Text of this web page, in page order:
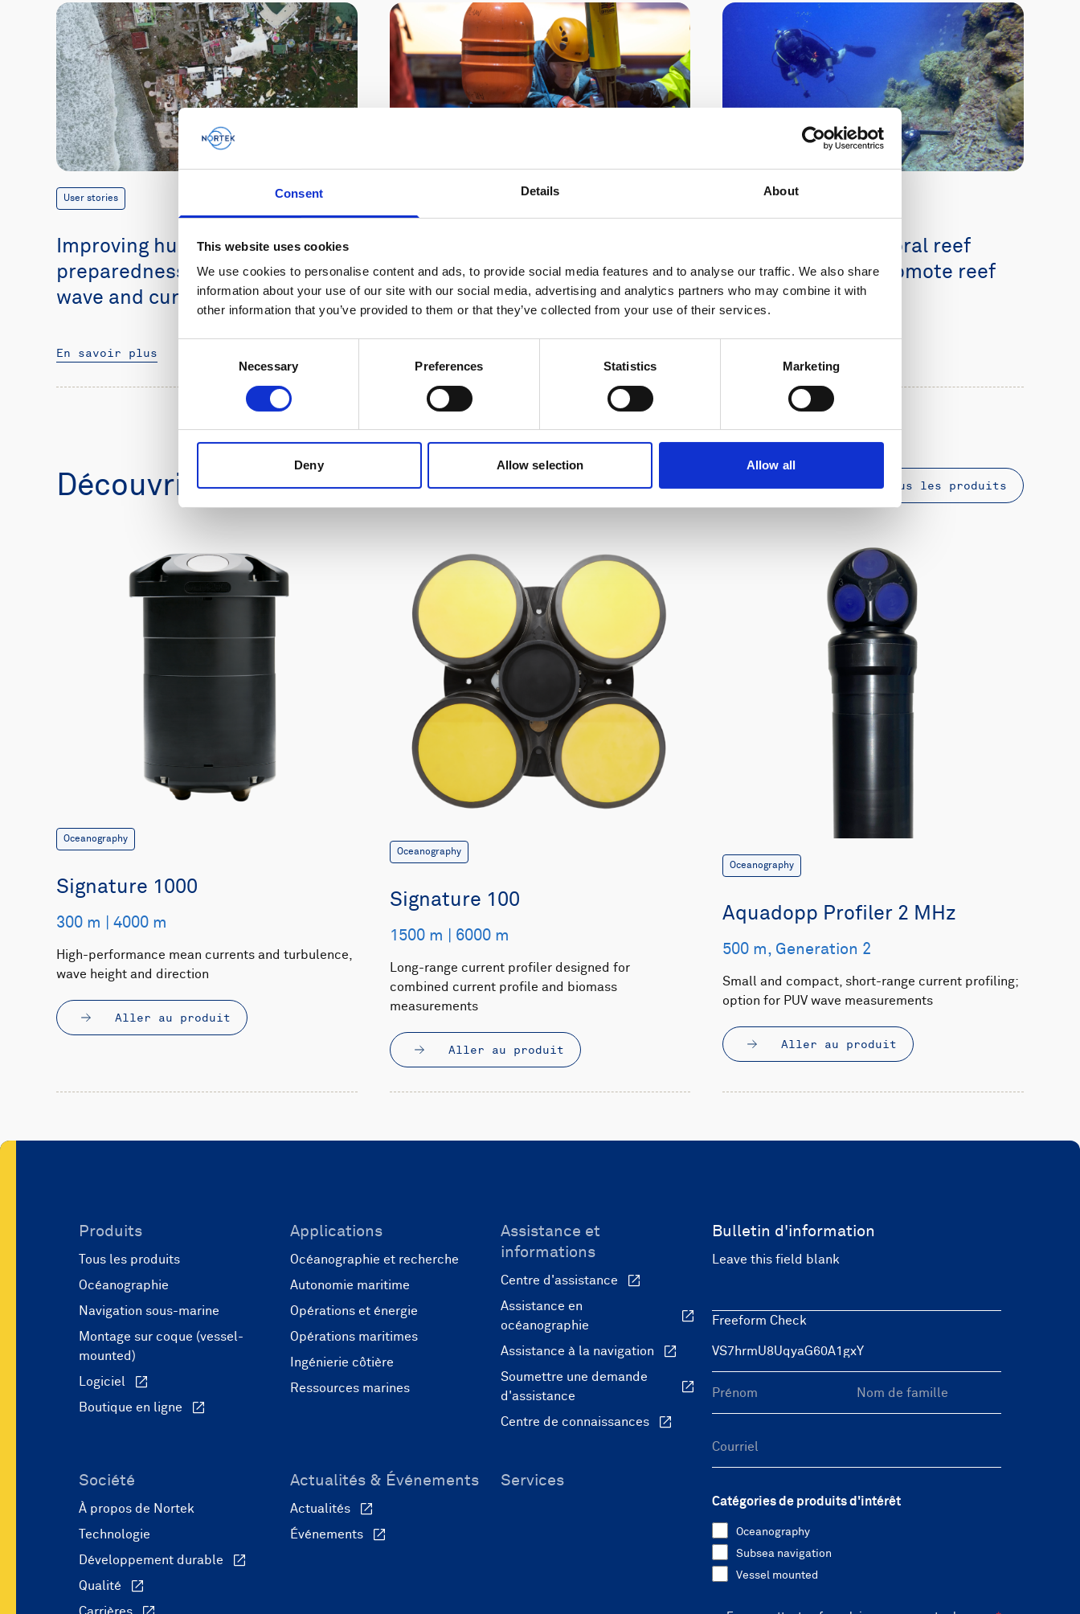
Consent Details About
This website uses cookies
We use cookies to personalise content and ads, to provide social media features and to analyse our traffic. We also share
information about your use of our site with our social media, advertising and analytics partners who may combine it with
other information that you’ve provided to them or that they’ve collected from your use of their services.
Necessary Preferences Statistics Marketing
Deny Allow selection Allow all
User stories
Improving hurricane
preparedness in Colombia with
wave and current data
En savoir plus
wave and ice research in the
Arctic
Building floating coral reef
communities to promote reef
conservation
Découvrir les produits Découvrir tous les produits
Oceanography
Signature 1000
300 m | 4000 m
High-performance mean currents and turbulence,
wave height and direction
Aller au produit
Oceanography
Signature 100
1500 m | 6000 m
Long-range current profiler designed for
combined current profile and biomass
measurements
Aller au produit
Oceanography
Aquadopp Profiler 2 MHz
500 m, Generation 2
Small and compact, short-range current profiling;
option for PUV wave measurements
Aller au produit
Produits
Tous les produits
Océanographie
Navigation sous-marine
Montage sur coque (vessel-
mounted)
Logiciel
Boutique en ligne
Applications
Océanographie et recherche
Autonomie maritime
Opérations et énergie
Opérations maritimes
Ingénierie côtière
Ressources marines
Assistance et
informations
Centre d'assistance
Assistance en
océanographie
Assistance à la navigation
Soumettre une demande
d'assistance
Centre de connaissances
Société
À propos de Nortek
Technologie
Développement durable
Qualité
Actualités & Événements
Actualités
Événements
Services
Bulletin d'information
Leave this field blank
Freeform Check
Catégories de produits d'intérêt
Oceanography
Subsea navigation
Vessel mounted